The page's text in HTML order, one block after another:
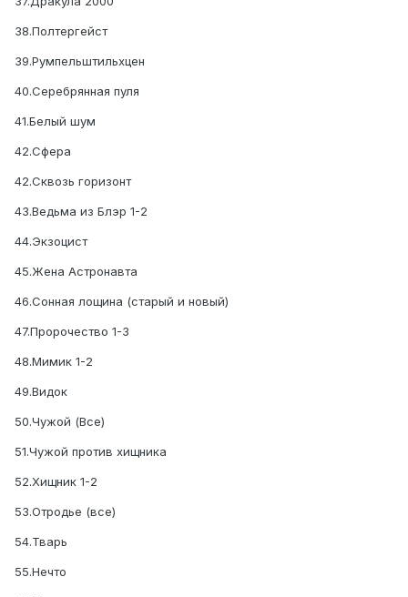
38.Полтергейст
39.Румпельштильхцен
40.Серебрянная пуля
41.Белый шум
42.Сфера
42.Сквозь горизонт
43.Ведьма из Блэр 1-2
44.Экзоцист
45.Жена Астронавта
46.Сонная лощина (старый и новый)
47.Пророчество 1-3
48.Мимик 1-2
49.Видок
50.Чужой (Все)
51.Чужой против хищника
52.Хищник 1-2
53.Отродье (все)
54.Тварь
55.Нечто